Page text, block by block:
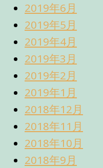
2019年6月
2019年5月
2019年4月
2019年3月
2019年2月
2019年1月
2018年12月
2018年11月
2018年10月
2018年9月